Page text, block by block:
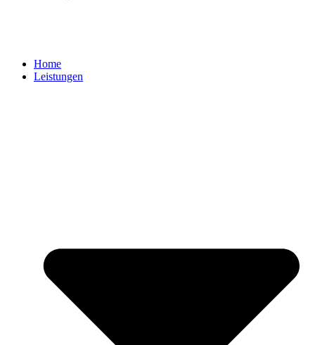
Home
Leistungen